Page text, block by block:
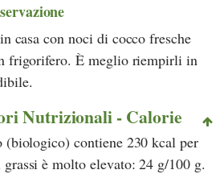
casa con noci di cocco fresche
frigorifero. È meglio riempirli in
Nutrizionali - Calorie
contiene 230 kcal per
è molto elevato: 24 g/100 g.